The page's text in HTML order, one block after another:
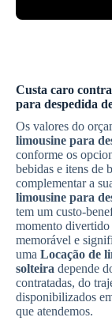
Custa caro
para despedida
Os valores do
limousine para
conforme os
bebidas e itens de
complementar a
limousine para
tem um custo-
momento divertido
memorável e
uma Locação de
solteira depende
contratadas, do
disponibilizados
que atendemos.